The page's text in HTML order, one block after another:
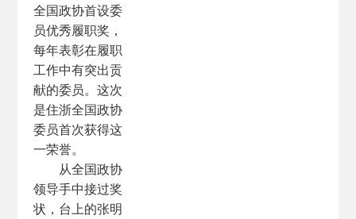
全国政协首设委
员优秀履职奖，
每年表彰在履职
工作中有突出贡
献的委员。这次
是住浙全国政协
委员首次获得这
一荣誉。
从全国政协
领导手中接过奖
状，台上的张明